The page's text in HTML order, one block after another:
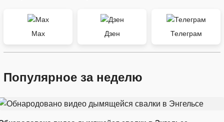
Max Дзен Телеграм
Популярное за неделю